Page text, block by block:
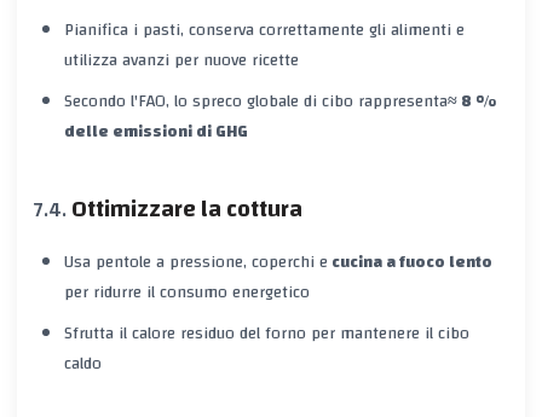
Pianifica i pasti, conserva correttamente gli alimenti e
utilizza avanzi per nuove ricette
Secondo l'FAO, lo spreco globale di cibo rappresenta≈ 8 %
delle emissioni di GHG
Ottimizzare la cottura
Usa pentole a pressione, coperchi ecucina a fuoco lento
per ridurre il consumo energetico
Sfrutta il calore residuo del forno per mantenere il cibo
caldo